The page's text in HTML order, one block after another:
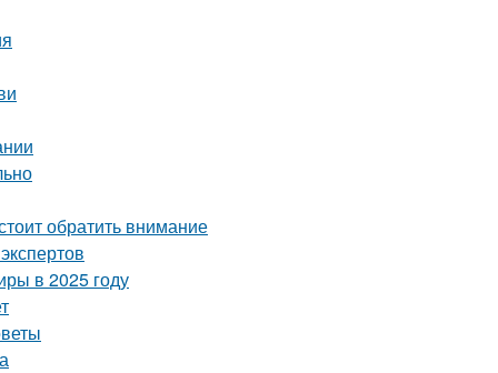
обратить внимание
в 2025 году